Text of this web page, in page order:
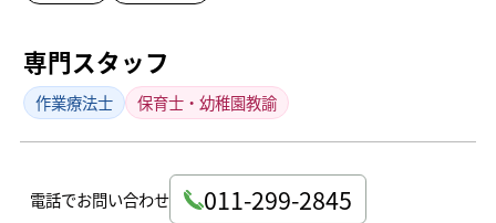
専門スタッフ
作業療法士 保育士・幼稚園教諭
電話でお問い合わせ 011-299-2845